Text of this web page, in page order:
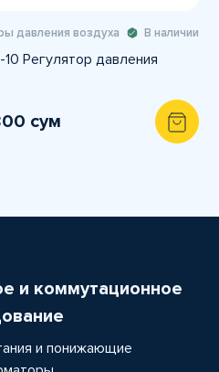
давления воздуха В наличии
Регулятор давления
сум
и коммутационное
и понижающие